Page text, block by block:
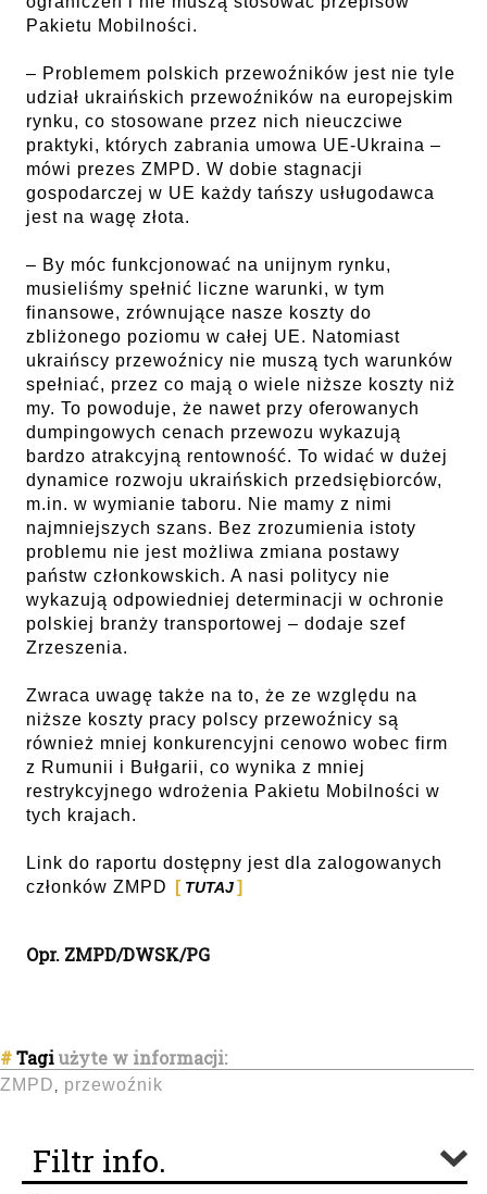
Pakietu Mobilności.
– Problemem polskich przewoźników jest nie tyle
udział ukraińskich przewoźników na europejskim
rynku, co stosowane przez nich nieuczciwe
praktyki, których zabrania umowa UE-Ukraina –
mówi prezes ZMPD. W dobie stagnacji
gospodarczej w UE każdy tańszy usługodawca
jest na wagę złota.
– By móc funkcjonować na unijnym rynku,
musieliśmy spełnić liczne warunki, w tym
finansowe, zrównujące nasze koszty do
zbliżonego poziomu w całej UE. Natomiast
ukraińscy przewoźnicy nie muszą tych warunków
spełniać, przez co mają o wiele niższe koszty niż
my. To powoduje, że nawet przy oferowanych
dumpingowych cenach przewozu wykazują
bardzo atrakcyjną rentowność. To widać w dużej
dynamice rozwoju ukraińskich przedsiębiorców,
m.in. w wymianie taboru. Nie mamy z nimi
najmniejszych szans. Bez zrozumienia istoty
problemu nie jest możliwa zmiana postawy
państw członkowskich. A nasi politycy nie
wykazują odpowiedniej determinacji w ochronie
polskiej branży transportowej – dodaje szef
Zrzeszenia.
Zwraca uwagę także na to, że ze względu na
niższe koszty pracy polscy przewoźnicy są
również mniej konkurencyjni cenowo wobec firm
z Rumunii i Bułgarii, co wynika z mniej
restrykcyjnego wdrożenia Pakietu Mobilności w
tych krajach.
Link do raportu dostępny jest dla zalogowanych
członków ZMPD
TUTAJ
Opr. ZMPD/DWSK/PG
#Tagiużyte w informacji:
ZMPD , przewoźnik
Filtr info.